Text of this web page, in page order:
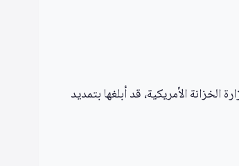
الأمريكية، قد أبلغها بتمديد